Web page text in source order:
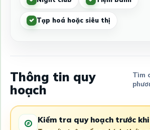
Tạp hoá hoặc siêu thị
Thông tin quy
hoạch
Tìm
Kiểm tra quy hoạch trước